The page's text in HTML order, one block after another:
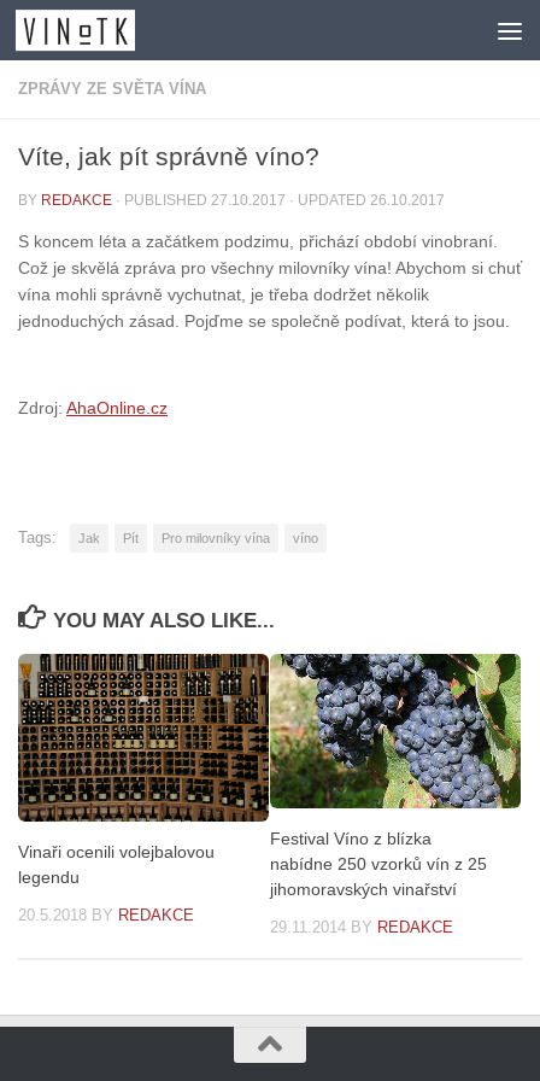
Skip to content
ZPRÁVY ZE SVĚTA VÍNA
Víte, jak pít správně víno?
BY REDAKCE · PUBLISHED 27.10.2017 · UPDATED 26.10.2017
S koncem léta a začátkem podzimu, přichází období vinobraní.
Což je skvělá zpráva pro všechny milovníky vína! Abychom si chuť
vína mohli správně vychutnat, je třeba dodržet několik
jednoduchých zásad. Pojďme se společně podívat, která to jsou.
Zdroj: AhaOnline.cz
Tags: Jak Pít Pro milovníky vína víno
YOU MAY ALSO LIKE...
Vinaři ocenili volejbalovou
legendu
20.5.2018 BY REDAKCE
Festival Víno z blízka
nabídne 250 vzorků vín z 25
jihomoravských vinařství
29.11.2014 BY REDAKCE